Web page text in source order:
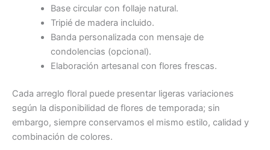
Base circular con follaje natural.
Tripié de madera incluido.
Banda personalizada con mensaje de
condolencias (opcional).
Elaboración artesanal con flores frescas.
Cada arreglo floral puede presentar ligeras variaciones
según la disponibilidad de flores de temporada; sin
embargo, siempre conservamos el mismo estilo, calidad y
combinación de colores.